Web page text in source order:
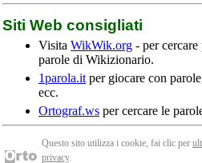
Siti Web consigliati
Visita WikWik.org - per
parole di Wikizionario.
1parola.it per giocare con
ecc.
Ortograf.ws per cercare le
Questo sito utilizza i cookie, fai clic per
privacy.